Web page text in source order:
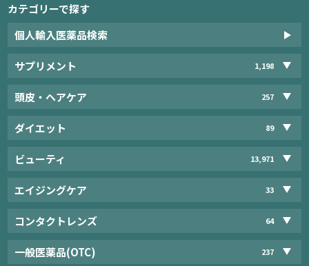
カテゴリーで探す
個人輸入医薬品検索
サプリメント 1,198
頭皮・ヘアケア 257
ダイエット 89
ビューティ 13,971
エイジングケア 33
コンタクトレンズ 64
一般医薬品(OTC) 237